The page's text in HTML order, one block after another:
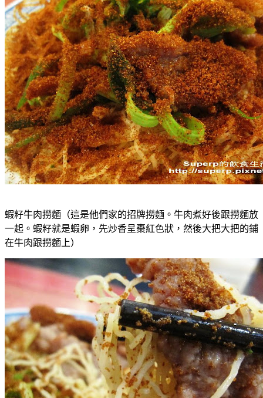
蝦籽牛肉撈麵（這是他們家的招牌撈麵。牛肉煮好後跟撈麵放
一起。蝦籽就是蝦卵，先炒香呈棗紅色狀，然後大把大把的鋪
在牛肉跟撈麵上）